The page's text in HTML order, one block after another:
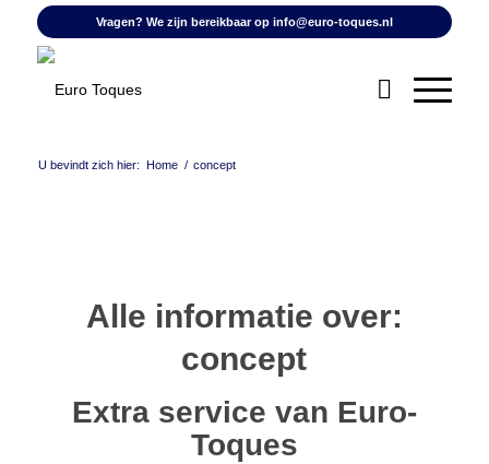
Vragen? We zijn bereikbaar op info@euro-toques.nl
U bevindt zich hier: Home / concept
Alle informatie over:
concept
Extra service van Euro-
Toques